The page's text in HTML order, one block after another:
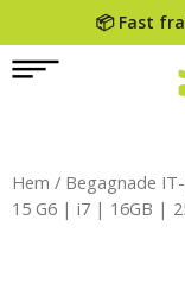
📦 Fast
Hem / Begagnade
15 G6 | i7 | 16GB |